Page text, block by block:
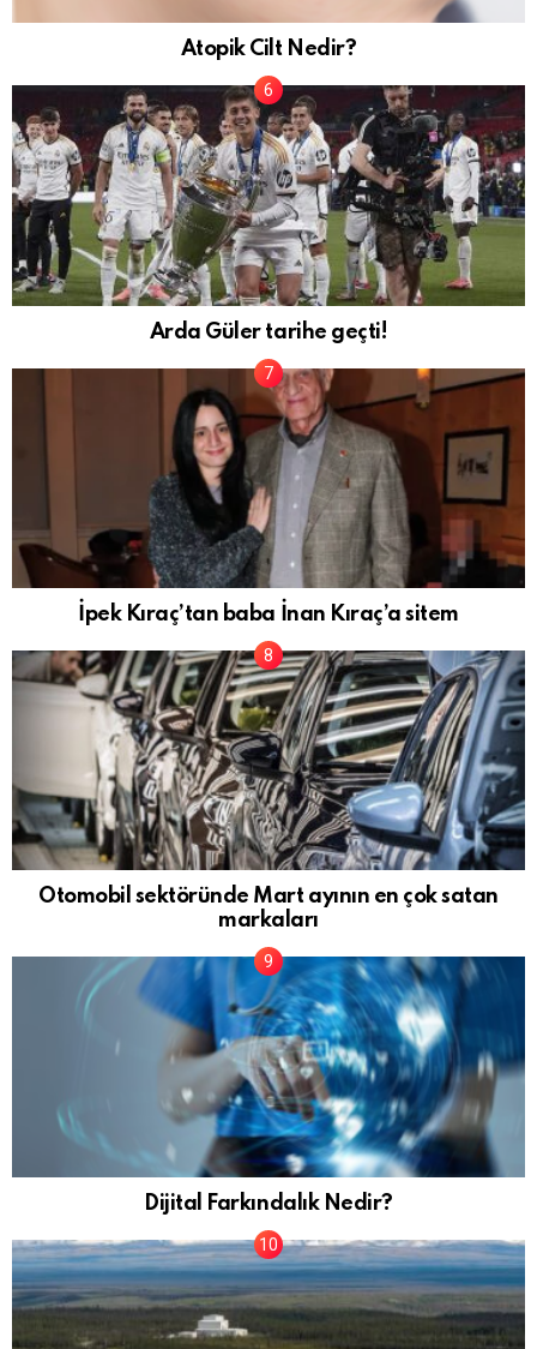
Atopik Cilt Nedir?
Arda Güler tarihe geçti!
İpek Kıraç’tan baba İnan Kıraç’a sitem
Otomobil sektöründe Mart ayının en çok satan
markaları
Dijital Farkındalık Nedir?